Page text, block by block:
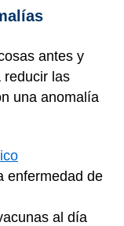
antes y
reducir las
una anomalía
enfermedad de
al día